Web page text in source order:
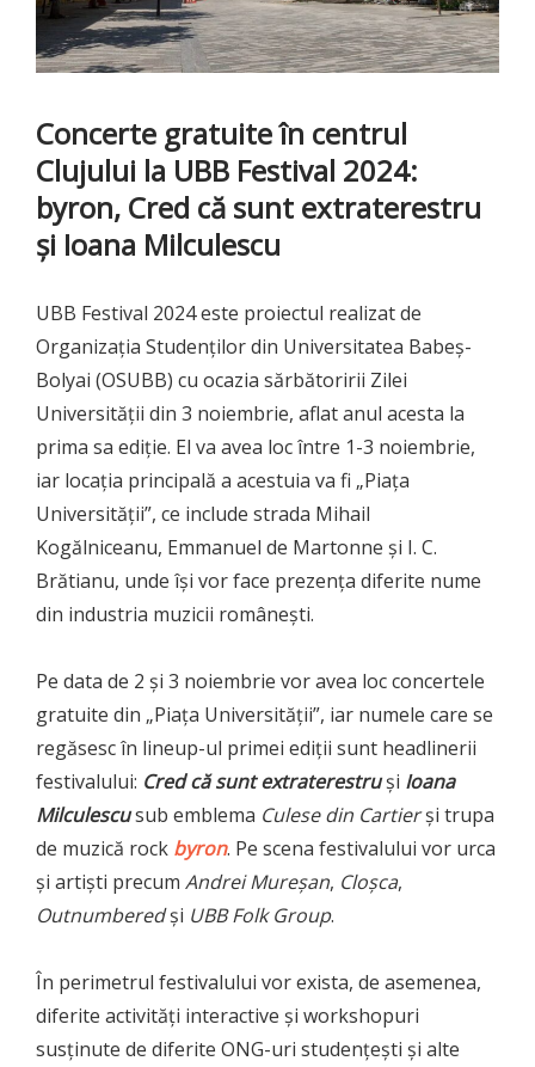
Concerte gratuite în centrul
Clujului la UBB Festival 2024:
byron, Cred că sunt extraterestru
și Ioana Milculescu
UBB Festival 2024 este proiectul realizat de
Organizația Studenților din Universitatea Babeș-
Bolyai (OSUBB) cu ocazia sărbătoririi Zilei
Universității din 3 noiembrie, aflat anul acesta la
prima sa ediție. El va avea loc între 1-3 noiembrie,
iar locația principală a acestuia va fi „Piața
Universității”, ce include strada Mihail
Kogălniceanu, Emmanuel de Martonne și I. C.
Brătianu, unde își vor face prezența diferite nume
din industria muzicii românești.
Pe data de 2 și 3 noiembrie vor avea loc concertele
gratuite din „Piața Universității”, iar numele care se
regăsesc în lineup-ul primei ediții sunt headlinerii
festivalului: Cred că sunt extraterestruși Ioana
Milculescusub emblema Culese din Cartierși trupa
de muzică rock byron. Pe scena festivalului vor urca
și artiști precum Andrei Mureșan, Cloșca,
Outnumberedși UBB Folk Group.
În perimetrul festivalului vor exista, de asemenea,
diferite activități interactive și workshopuri
susținute de diferite ONG-uri studențești și alte